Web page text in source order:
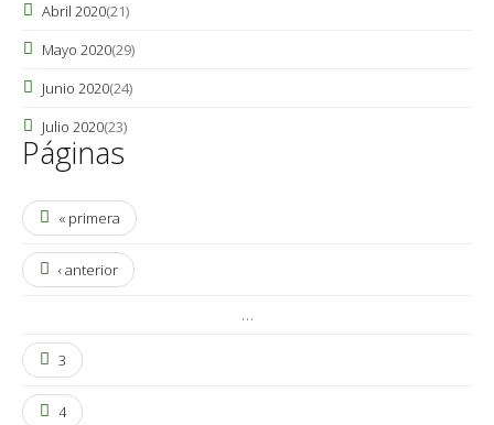
Abril 2020(21)
Mayo 2020(29)
Junio 2020(24)
Julio 2020(23)
Páginas
« primera
‹ anterior
…
3
4